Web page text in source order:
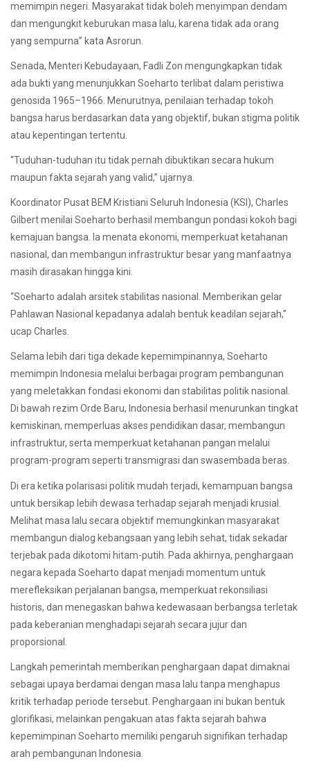
memimpin negeri. Masyarakat tidak boleh menyimpan dendam
dan mengungkit keburukan masa lalu, karena tidak ada orang
yang sempurna” kata Asrorun.
Senada, Menteri Kebudayaan, Fadli Zon mengungkapkan tidak
ada bukti yang menunjukkan Soeharto terlibat dalam peristiwa
genosida 1965–1966. Menurutnya, penilaian terhadap tokoh
bangsa harus berdasarkan data yang objektif, bukan stigma politik
atau kepentingan tertentu.
“Tuduhan-tuduhan itu tidak pernah dibuktikan secara hukum
maupun fakta sejarah yang valid,” ujarnya.
Koordinator Pusat BEM Kristiani Seluruh Indonesia (KSI), Charles
Gilbert menilai Soeharto berhasil membangun pondasi kokoh bagi
kemajuan bangsa. Ia menata ekonomi, memperkuat ketahanan
nasional, dan membangun infrastruktur besar yang manfaatnya
masih dirasakan hingga kini.
“Soeharto adalah arsitek stabilitas nasional. Memberikan gelar
Pahlawan Nasional kepadanya adalah bentuk keadilan sejarah,”
ucap Charles.
Selama lebih dari tiga dekade kepemimpinannya, Soeharto
memimpin Indonesia melalui berbagai program pembangunan
yang meletakkan fondasi ekonomi dan stabilitas politik nasional.
Di bawah rezim Orde Baru, Indonesia berhasil menurunkan tingkat
kemiskinan, memperluas akses pendidikan dasar, membangun
infrastruktur, serta memperkuat ketahanan pangan melalui
program-program seperti transmigrasi dan swasembada beras.
Di era ketika polarisasi politik mudah terjadi, kemampuan bangsa
untuk bersikap lebih dewasa terhadap sejarah menjadi krusial.
Melihat masa lalu secara objektif memungkinkan masyarakat
membangun dialog kebangsaan yang lebih sehat, tidak sekadar
terjebak pada dikotomi hitam-putih. Pada akhirnya, penghargaan
negara kepada Soeharto dapat menjadi momentum untuk
merefleksikan perjalanan bangsa, memperkuat rekonsiliasi
historis, dan menegaskan bahwa kedewasaan berbangsa terletak
pada keberanian menghadapi sejarah secara jujur dan
proporsional.
Langkah pemerintah memberikan penghargaan dapat dimaknai
sebagai upaya berdamai dengan masa lalu tanpa menghapus
kritik terhadap periode tersebut. Penghargaan ini bukan bentuk
glorifikasi, melainkan pengakuan atas fakta sejarah bahwa
kepemimpinan Soeharto memiliki pengaruh signifikan terhadap
arah pembangunan Indonesia.